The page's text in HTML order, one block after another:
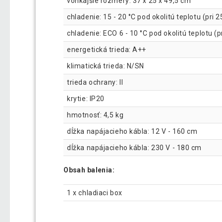
chladenie: 15 - 20 °C pod okolitú teplotu (pri
chladenie: ECO 6 - 10 °C pod okolitú teplotu
energetická trieda: A++
klimatická trieda: N/SN
trieda ochrany: II
krytie: IP20
hmotnosť: 4,5 kg
dĺžka napájacieho kábla: 12 V - 160 cm
dĺžka napájacieho kábla: 230 V - 180 cm
Obsah balenia:
1 x chladiaci box